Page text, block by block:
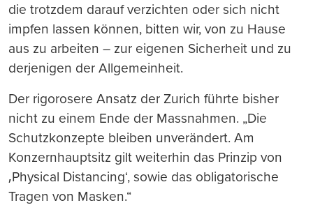
die trotzdem darauf verzichten oder sich nicht
impfen lassen können, bitten wir, von zu Hause
aus zu arbeiten – zur eigenen Sicherheit und zu
derjenigen der Allgemeinheit.
Der rigorosere Ansatz der Zurich führte bisher
nicht zu einem Ende der Massnahmen. „Die
Schutzkonzepte bleiben unverändert. Am
Konzernhauptsitz gilt weiterhin das Prinzip von
‚Physical Distancing‘, sowie das obligatorische
Tragen von Masken.“